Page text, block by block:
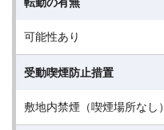
可能性あり
受動喫煙防止措置
敷地内禁煙（喫煙場所なし）